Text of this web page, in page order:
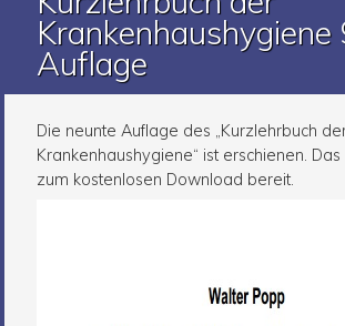
Krankenhaushygiene
Auflage
Die neunte Auflage des „Kurzlehrbuch
Krankenhaushygiene“ ist erschienen.
zum kostenlosen Download bereit.